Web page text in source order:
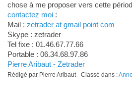
chose à me proposer vers cette
contactez moi:
Mail : zetrader at gmail point com
Skype : zetrader
Tel fixe : 01.46.67.77.66
Portable : 06.34.68.97.86
Pierre Aribaut - Zetrader
Rédigé par Pierre Aribaut - Classé dans :